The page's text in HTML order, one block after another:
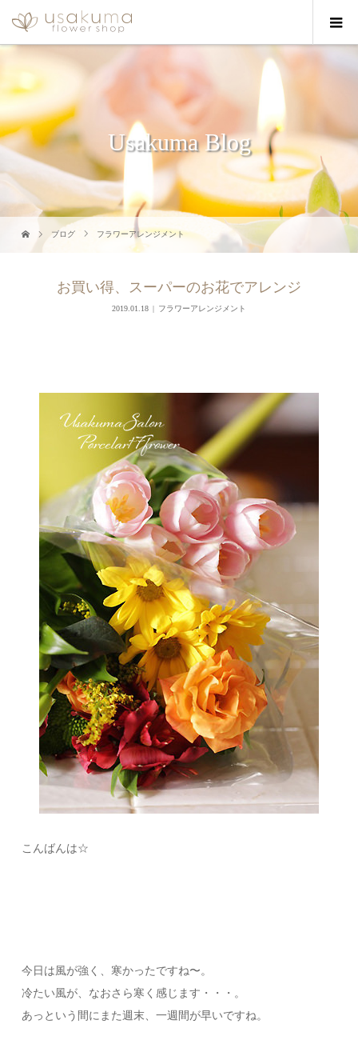
Usakuma Blog
ブログ フラワーアレンジメント
お買い得、スーパーのお花でアレンジ
2019.01.18 フラワーアレンジメント
こんばんは☆
今日は風が強く、寒かったですね〜。
冷たい風が、なおさら寒く感じます・・・。
あっという間にまた週末、一週間が早いですね。